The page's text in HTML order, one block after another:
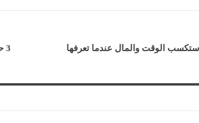
3 حيل لمنع الدهان (الطلاء) من أن يجف بعد فتح العلبة